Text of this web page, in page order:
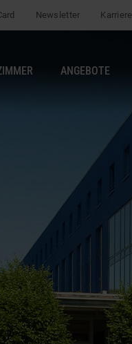
Newsletter Karriere
ANGEBOTE